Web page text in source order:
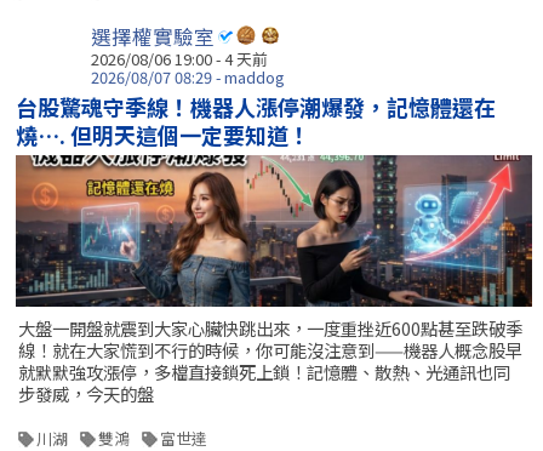
選擇權實驗室
2026/08/06 19:00 - 4 天前
2026/08/07 08:29 - maddog
台股驚魂守季線！機器人漲停潮爆發，記憶體還在
燒…. 但明天這個一定要知道！
大盤一開盤就震到大家心臟快跳出來，一度重挫近600點甚至跌破季
線！就在大家慌到不行的時候，你可能沒注意到——機器人概念股早
就默默強攻漲停，多檔直接鎖死上鎖！記憶體、散熱、光通訊也同
步發威，今天的盤
川湖 雙鴻 富世達